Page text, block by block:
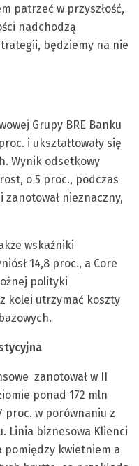
patrzeć w przyszłość,
nadchodzą
będziemy na nie
Grupy BRE Banku
i ukształtowały się
Wynik odsetkowy
o 5 proc., podczas
zanotował nieznaczny,
wskaźniki
14,8 proc., a Core
polityki
kolei utrzymać koszty
zanotował w II
ponad 172 mln
proc. w porównaniu z
Linia biznesowa Klienci
pomiędzy kwietniem a